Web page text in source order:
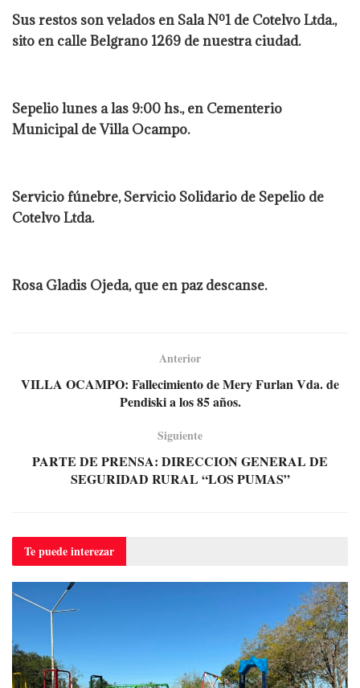
Sus restos son velados en Sala Nº1 de Cotelvo Ltda.,
sito en calle Belgrano 1269 de nuestra ciudad.
Sepelio lunes a las 9:00 hs., en Cementerio
Municipal de Villa Ocampo.
Servicio fúnebre, Servicio Solidario de Sepelio de
Cotelvo Ltda.
Rosa Gladis Ojeda, que en paz descanse.
Anterior
VILLA OCAMPO: Fallecimiento de Mery Furlan Vda. de
Pendiski a los 85 años.
Siguiente
PARTE DE PRENSA: DIRECCION GENERAL DE
SEGURIDAD RURAL “LOS PUMAS”
Te puedeinterezar